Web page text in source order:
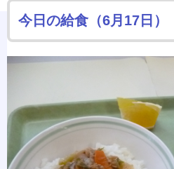
今日の給食（6月17日）